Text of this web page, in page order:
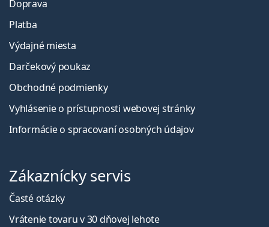
Doprava
Platba
Výdajné miesta
Darčekový poukaz
Obchodné podmienky
Vyhlásenie o prístupnosti webovej stránky
Informácie o spracovaní osobných údajov
Zákaznícky servis
Časté otázky
Vrátenie tovaru v 30 dňovej lehote